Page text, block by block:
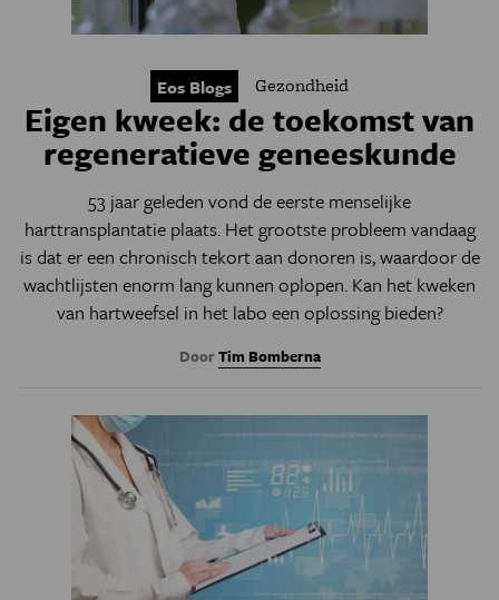
Eos Blogs Gezondheid
Eigen kweek: de toekomst van
regeneratieve geneeskunde
53 jaar geleden vond de eerste menselijke
harttransplantatie plaats. Het grootste probleem vandaag
is dat er een chronisch tekort aan donoren is, waardoor de
wachtlijsten enorm lang kunnen oplopen. Kan het kweken
van hartweefsel in het labo een oplossing bieden?
DoorTim Bomberna